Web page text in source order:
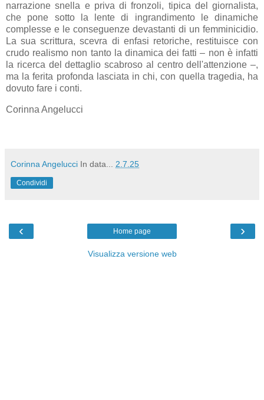
narrazione snella e priva di fronzoli, tipica del giornalista,
che pone sotto la lente di ingrandimento le dinamiche
complesse e le conseguenze devastanti di un femminicidio.
La sua scrittura, scevra di enfasi retoriche, restituisce con
crudo realismo non tanto la dinamica dei fatti – non è infatti
la ricerca del dettaglio scabroso al centro dell'attenzione –,
ma la ferita profonda lasciata in chi, con quella tragedia, ha
dovuto fare i conti.
Corinna Angelucci
Corinna Angelucci In data... 2.7.25
Condividi
‹ ›
Home page
Visualizza versione web